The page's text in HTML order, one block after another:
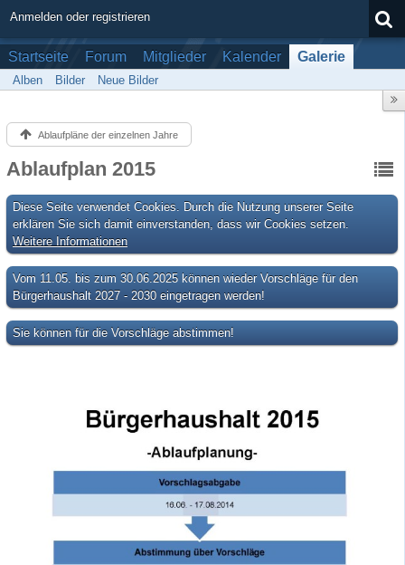
Anmelden oder registrieren
Startseite Forum Mitglieder Kalender Galerie
Alben Bilder Neue Bilder
Ablaufpläne der einzelnen Jahre
Ablaufplan 2015
Diese Seite verwendet Cookies. Durch die Nutzung unserer Seite
erklären Sie sich damit einverstanden, dass wir Cookies setzen.
Weitere Informationen
Vom 11.05. bis zum 30.06.2025 können wieder Vorschläge für den
Bürgerhaushalt 2027 - 2030 eingetragen werden!
Sie können für die Vorschläge abstimmen!